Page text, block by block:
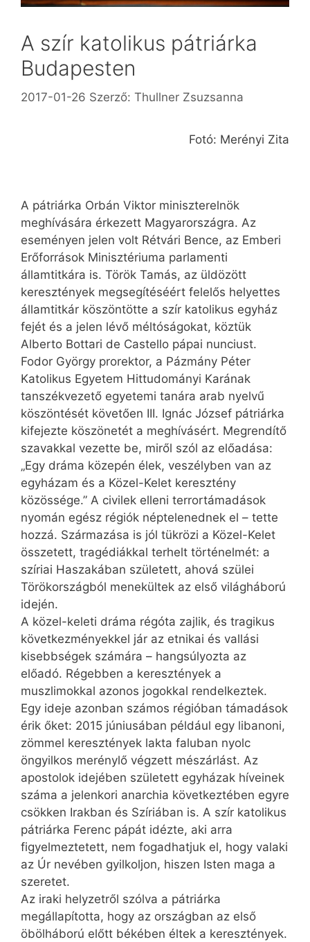
A szír katolikus pátriárka
Budapesten
2017-01-26 Szerző: Thullner Zsuzsanna
Fotó: Merényi Zita
A pátriárka Orbán Viktor miniszterelnök
meghívására érkezett Magyarországra. Az
eseményen jelen volt Rétvári Bence, az Emberi
Erőforrások Minisztériuma parlamenti
államtitkára is. Török Tamás, az üldözött
keresztények megsegítéséért felelős helyettes
államtitkár köszöntötte a szír katolikus egyház
fejét és a jelen lévő méltóságokat, köztük
Alberto Bottari de Castello pápai nunciust.
Fodor György prorektor, a Pázmány Péter
Katolikus Egyetem Hittudományi Karának
tanszékvezető egyetemi tanára arab nyelvű
köszöntését követően III. Ignác József pátriárka
kifejezte köszönetét a meghívás­ért. Megrendítő
szavakkal vezette be, miről szól az előadása:
„Egy dráma közepén élek, veszélyben van az
egyházam és a Közel-Kelet keresztény
közössége.” A civilek elleni terror­támadások
nyomán egész régiók néptelenednek el – tette
hozzá. Származása is jól tükrözi a Közel-Kelet
összetett, tragédiákkal terhelt történelmét: a
szíriai Haszakában született, ahová szülei
Törökországból menekültek az első világháború
idején.
A közel-keleti dráma régóta zajlik, és tragikus
következményekkel jár az etnikai és vallási
kisebbségek számára – hangsúlyozta az
előadó. Régebben a keresztények a
muszlimokkal azonos jogokkal rendelkeztek.
Egy ideje azonban számos régióban támadások
érik őket: 2015 júniusában például egy libanoni,
zömmel keresztények lakta faluban nyolc
öngyilkos merénylő végzett mészárlást. Az
apostolok idejében született egyházak híveinek
száma a jelenkori anarchia következtében egyre
csökken Irakban és Szíriában is. A szír katolikus
pátriárka Ferenc pápát idézte, aki arra
figyelmeztetett, nem fogadhatjuk el, hogy valaki
az Úr nevében gyilkoljon, hiszen Isten maga a
szeretet.
Az iraki helyzetről szólva a pátriárka
megállapította, hogy az országban az első
öbölháború előtt békében éltek a keresztények.